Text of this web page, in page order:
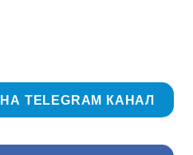
TELEGRAM КАНАЛ